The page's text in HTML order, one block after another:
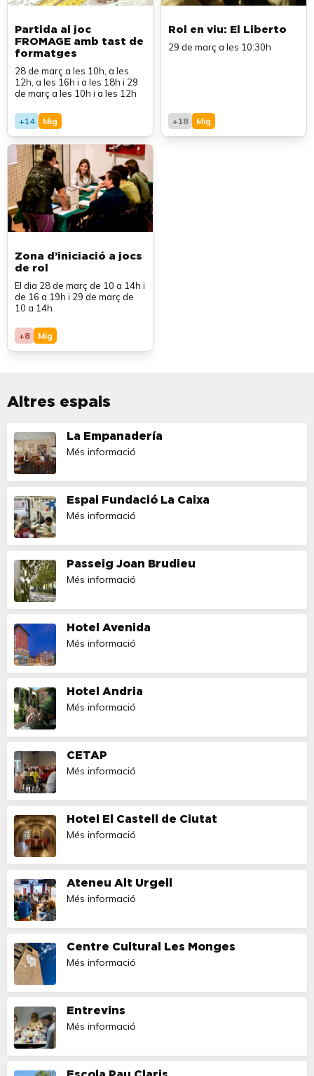
Partida al joc
FROMAGE amb tast de
formatges
28 de març a les 10h, a les
12h, a les 16h i a les 18h i 29
de març a les 10h i a les 12h
+14 Mig
Rol en viu: El Liberto
29 de març a les 10:30h
+18 Mig
Zona d’iniciació a jocs
de rol
El dia 28 de març de 10 a 14h i
de 16 a 19h i 29 de març de
10 a 14h
+8 Mig
Altres espais
La Empanadería
Més informació
Espai Fundació La Caixa
Més informació
Passeig Joan Brudieu
Més informació
Hotel Avenida
Més informació
Hotel Andria
Més informació
CETAP
Més informació
Hotel El Castell de Ciutat
Més informació
Ateneu Alt Urgell
Més informació
Centre Cultural Les Monges
Més informació
Entrevins
Més informació